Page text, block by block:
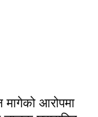
आरोपमा